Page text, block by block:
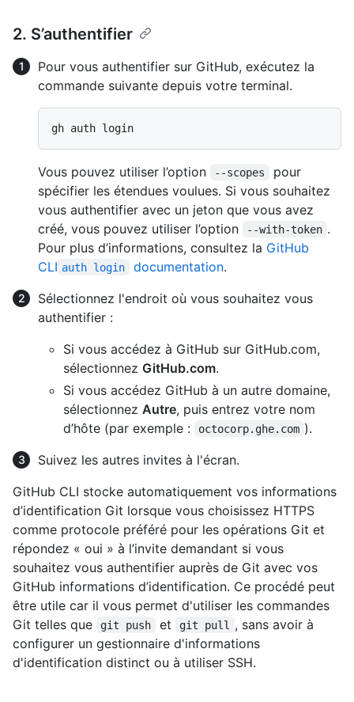
2. S’authentifier
Pour vous authentifier sur GitHub, exécutez la
commande suivante depuis votre terminal.
Vous pouvez utiliser l’option --scopes
pour
spécifier les étendues voulues. Si vous souhaitez
vous authentifier avec un jeton que vous avez
créé, vous pouvez utiliser l’option
--with-token .
Pour plus d’informations, consultez la GitHub
CLI auth login documentation.
Sélectionnez l'endroit où vous souhaitez vous
authentifier :
Si vous accédez à GitHub sur GitHub.com,
sélectionnez GitHub.com.
Si vous accédez GitHub à un autre domaine,
sélectionnez Autre, puis entrez votre nom
d’hôte (par exemple :
octocorp.ghe.com ).
Suivez les autres invites à l'écran.
GitHub CLI stocke automatiquement vos informations
d’identification Git lorsque vous choisissez HTTPS
comme protocole préféré pour les opérations Git et
répondez « oui » à l’invite demandant si vous
souhaitez vous authentifier auprès de Git avec vos
GitHub informations d’identification. Ce procédé peut
être utile car il vous permet d'utiliser les commandes
Git telles que
git push et git pull
, sans avoir à
configurer un gestionnaire d'informations
d'identification distinct ou à utiliser SSH.